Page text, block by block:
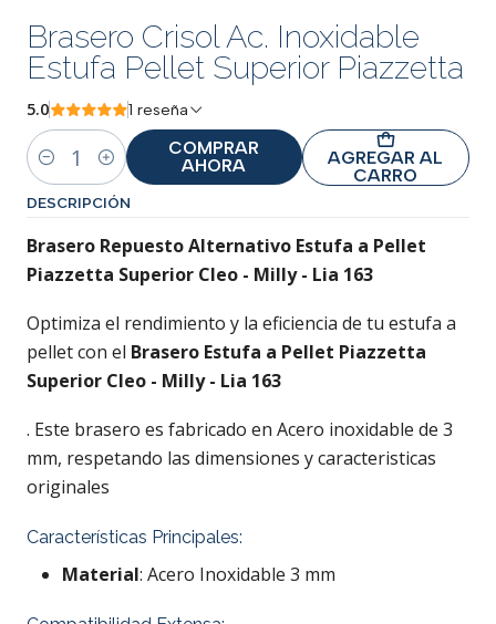
Brasero Crisol Ac. Inoxidable
Estufa Pellet Superior Piazzetta
5.0 1 reseña
Cantidad
AGREGAR AL
CARRO
COMPRAR
AHORA
DESCRIPCIÓN
Brasero Repuesto Alternativo Estufa a Pellet
Piazzetta Superior Cleo - Milly - Lia 163
Optimiza el rendimiento y la eficiencia de tu estufa a
pellet con el Brasero Estufa a Pellet Piazzetta
Superior Cleo - Milly - Lia 163
. Este brasero es fabricado en Acero inoxidable de 3
mm, respetando las dimensiones y caracteristicas
originales
Características Principales:
Material: Acero Inoxidable 3 mm